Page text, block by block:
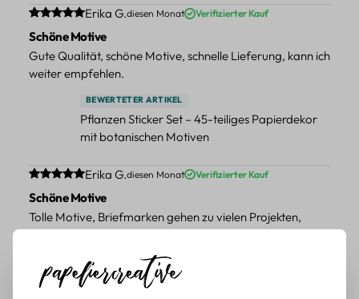
Durchschnittliche Bewertung von 5 von 5 Sternen
Erika G.diesen Monat Verifizierter Kauf
Schöne Motive
Gute Qualität, schöne Motive, schnelle Lieferung, kann ich
weiter empfehlen.
BEWERTETER ARTIKEL
Pflanzen Sticker Set – 45-teiliges Papierdekor
mit botanischen Motiven
Durchschnittliche Bewertung von 5 von 5 Sternen
Erika G.diesen Monat Verifizierter Kauf
Schöne Motive
Tolle Motive, Briefmarken gehen zu vielen Projekten,
würde sie wieder kaufen.
BEWERTETER ARTIKEL
Retro Briefmarken Sticker Set – 45 Papier-